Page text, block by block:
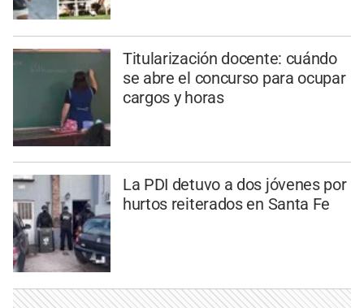
Titularización docente: cuándo
se abre el concurso para ocupar
cargos y horas
La PDI detuvo a dos jóvenes por
hurtos reiterados en Santa Fe